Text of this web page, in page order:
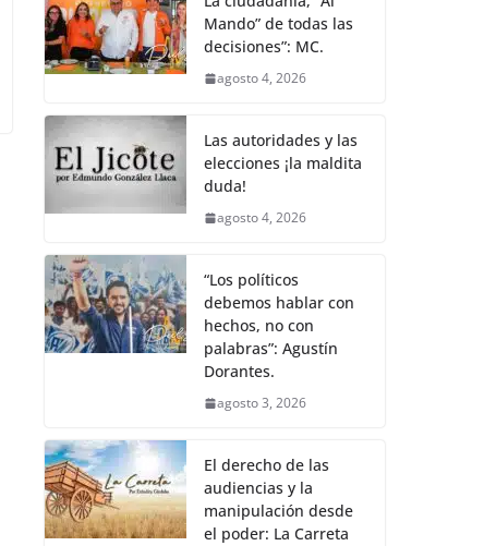
Mando” de todas las
decisiones”: MC.
agosto 4, 2026
Las autoridades y las
elecciones ¡la maldita
duda!
agosto 4, 2026
“Los políticos
debemos hablar con
hechos, no con
palabras”: Agustín
Dorantes.
agosto 3, 2026
El derecho de las
audiencias y la
manipulación desde
el poder: La Carreta